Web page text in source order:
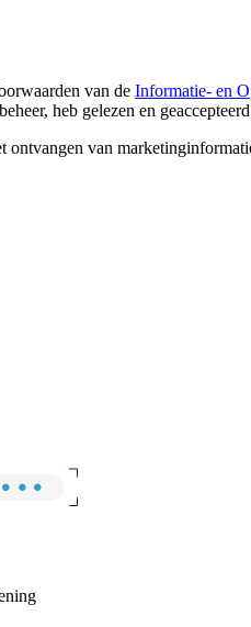
van de Informatie- en
heb gelezen en
ontvangen van